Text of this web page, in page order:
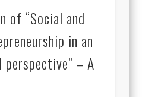
of “Social and
in an
– A